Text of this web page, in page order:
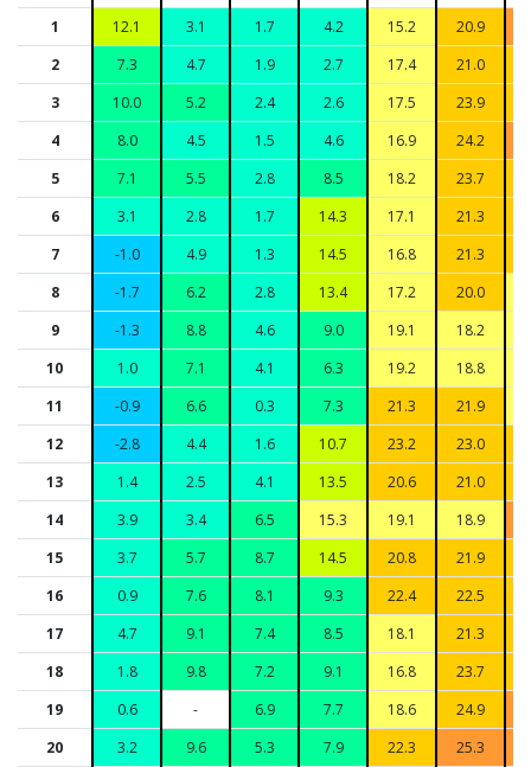
1
12.1 3.1 1.7 4.2 15.2 20.9
2
7.3 4.7 1.9 2.7 17.4 21.0
3
10.0 5.2 2.4 2.6 17.5 23.9
4
8.0 4.5 1.5 4.6 16.9 24.2
5
7.1 5.5 2.8 8.5 18.2 23.7
6
3.1 2.8 1.7 14.3 17.1 21.3
7
-1.0 4.9 1.3 14.5 16.8 21.3
8
-1.7 6.2 2.8 13.4 17.2 20.0
9
-1.3 8.8 4.6 9.0 19.1 18.2
10
1.0 7.1 4.1 6.3 19.2 18.8
11
-0.9 6.6 0.3 7.3 21.3 21.9
12
-2.8 4.4 1.6 10.7 23.2 23.0
13
1.4 2.5 4.1 13.5 20.6 21.0
14
3.9 3.4 6.5 15.3 19.1 18.9
15
3.7 5.7 8.7 14.5 20.8 21.9
16
0.9 7.6 8.1 9.3 22.4 22.5
17
4.7 9.1 7.4 8.5 18.1 21.3
18
1.8 9.8 7.2 9.1 16.8 23.7
19
0.6 - 6.9 7.7 18.6 24.9
20
3.2 9.6 5.3 7.9 22.3 25.3